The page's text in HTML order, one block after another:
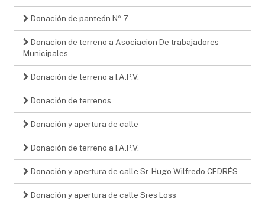
Donación de panteón Nº 7
Donacion de terreno a Asociacion De trabajadores
Municipales
Donación de terreno a I.A.P.V.
Donación de terrenos
Donación y apertura de calle
Donación de terreno a I.A.P.V.
Donación y apertura de calle Sr. Hugo Wilfredo CEDRÉS
Donación y apertura de calle Sres Loss